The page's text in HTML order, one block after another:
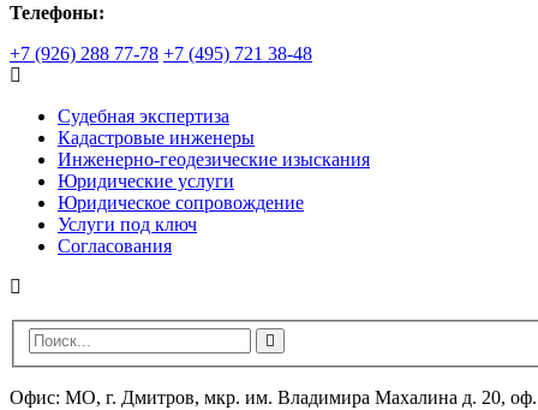
Телефоны:
+7 (926) 288 77-78 +7 (495) 721 38-48
Судебная экспертиза
Кадастровые инженеры
Инженерно-геодезические изыскания
Юридические услуги
Юридическое сопровождение
Услуги под ключ
Согласования
Офис: МО, г. Дмитров, мкр. им. Владимира Махалина д. 20, оф.